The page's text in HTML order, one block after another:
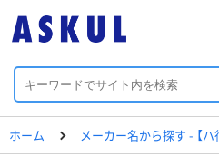
ホーム メーカー名から探す - 【ハ